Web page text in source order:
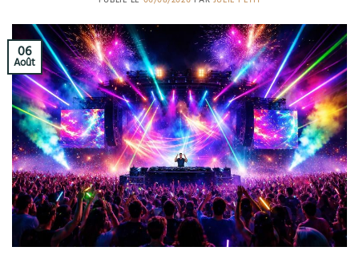
06
Août